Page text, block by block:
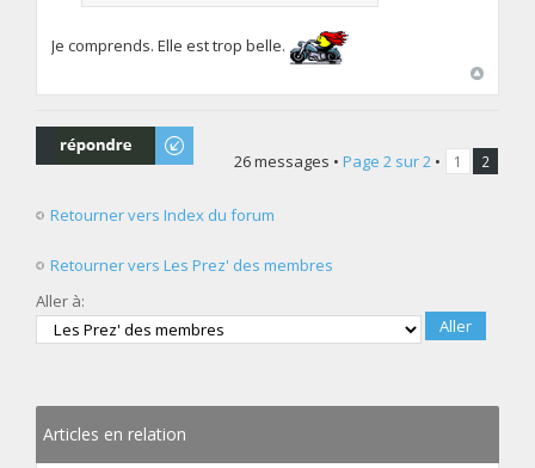
Je comprends. Elle est trop belle.
Répondre
26 messages • Page 2sur2• 1 2
Retourner vers Index du forum
Retourner vers Les Prez' des membres
Aller à:
Articles en relation